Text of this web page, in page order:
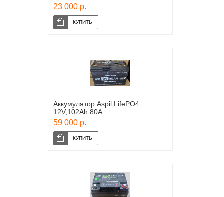
23 000 р.
Аккумулятор Aspil LifePO4
12V,102Ah 80А
59 000 р.